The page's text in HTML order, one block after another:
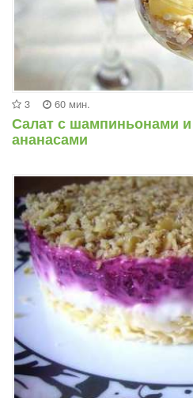
3 60 мин.
Салат с шампиньонами
ананасами